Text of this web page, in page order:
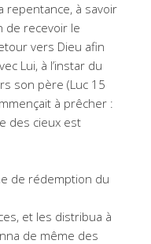
repentance, à savoir
de recevoir le
vers Dieu afin
Lui, à l’instar du
son père (Luc 15
à prêcher :
des cieux est
de rédemption du
et les distribua à
de même des